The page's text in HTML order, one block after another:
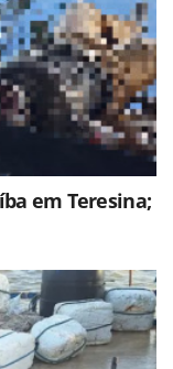
em Teresina;